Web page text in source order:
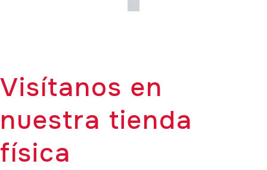
Visítanos en
nuestra tienda
física